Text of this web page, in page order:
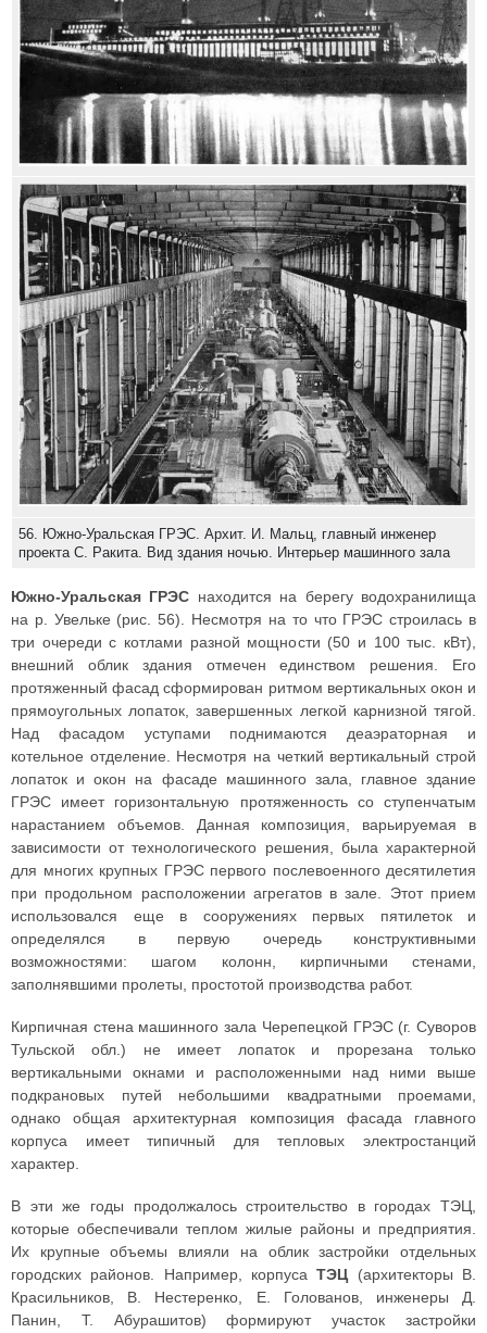
56. Южно-Уральская ГРЭС. Архит. И. Мальц, главный инженер
проекта С. Ракита. Вид здания ночью. Интерьер машинного зала
Южно-Уральская ГРЭС находится на берегу водохранилища
на р. Увельке (рис. 56). Несмотря на то что ГРЭС строилась в
три очереди с котлами разной мощности (50 и 100 тыс. кВт),
внешний облик здания отмечен единством решения. Его
протяженный фасад сформирован ритмом вертикальных окон и
прямоугольных лопаток, завершенных легкой карнизной тягой.
Над фасадом уступами поднимаются деаэраторная и
котельное отделение. Несмотря на четкий вертикальный строй
лопаток и окон на фасаде машинного зала, главное здание
ГРЭС имеет горизонтальную протяженность со ступенчатым
нарастанием объемов. Данная композиция, варьируемая в
зависимости от технологического решения, была характерной
для многих крупных ГРЭС первого послевоенного десятилетия
при продольном расположении агрегатов в зале. Этот прием
использовался еще в сооружениях первых пятилеток и
определялся в первую очередь конструктивными
возможностями: шагом колонн, кирпичными стенами,
заполнявшими пролеты, простотой производства работ.
Кирпичная стена машинного зала Черепецкой ГРЭС (г. Суворов
Тульской обл.) не имеет лопаток и прорезана только
вертикальными окнами и расположенными над ними выше
подкрановых путей небольшими квадратными проемами,
однако общая архитектурная композиция фасада главного
корпуса имеет типичный для тепловых электростанций
характер.
В эти же годы продолжалось строительство в городах ТЭЦ,
которые обеспечивали теплом жилые районы и предприятия.
Их крупные объемы влияли на облик застройки отдельных
городских районов. Например, корпусаТЭЦ (архитекторы В.
Красильников, В. Нестеренко, Е. Голованов, инженеры Д.
Панин, Т. Абурашитов) формируют участок застройки